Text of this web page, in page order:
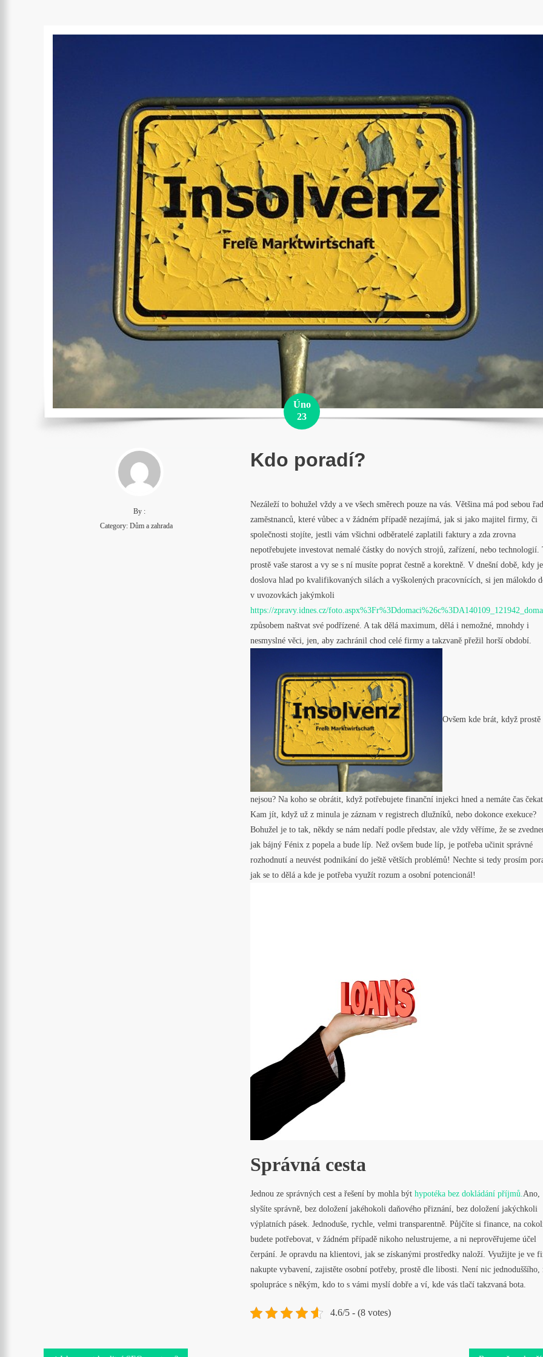
Úno
23
Kdo poradí?
Nezáleží to bohužel vždy a ve všech směrech pouze na vás. Většina má pod sebou
zaměstnanců, které vůbec a v žádném případě nezajímá, jak si jako majitel firmy, či
společnosti stojíte, jestli vám všichni odběratelé zaplatili faktury a zda zrovna
nepotřebujete investovat nemalé částky do nových strojů, zařízení, nebo technologií.
prostě vaše starost a vy se s ní musíte poprat čestně a korektně. V dnešní době, kdy je
doslova hlad po kvalifikovaných silách a vyškolených pracovnících, si jen málokdo
v uvozovkách jakýmkoli
https://zpravy.idnes.cz/
způsobem naštvat své podřízené. A tak dělá maximum, dělá i nemožné, mnohdy i
nesmyslné věci, jen, aby zachránil chod celé firmy a takzvaně přežil horší období.
Ovšem kde brát, když prostě
nejsou? Na koho se obrátit, když potřebujete finanční injekci hned a nemáte čas
Kam jít, když už z minula je záznam v registrech dlužníků, nebo dokonce exekuce?
Bohužel je to tak, někdy se nám nedaří podle představ, ale vždy věříme, že se
jak bájný Fénix z popela a bude líp. Než ovšem bude líp, je potřeba učinit správné
rozhodnutí a neuvést podnikání do ještě větších problémů! Nechte si tedy prosím
jak se to dělá a kde je potřeba využít rozum a osobní potencionál!
Správná cesta
Jednou ze správných cest a řešení by mohla být hypotéka bez dokládání příjmů.Ano,
slyšíte správně, bez doložení jakéhokoli daňového přiznání, bez doložení jakýchkoli
výplatních pásek. Jednoduše, rychle, velmi transparentně. Půjčíte si finance, na
budete potřebovat, v žádném případě nikoho nelustrujeme, a ni neprověřujeme účel
čerpání. Je opravdu na klientovi, jak se získanými prostředky naloží. Využijte je ve
nakupte vybavení, zajistěte osobní potřeby, prostě dle libosti. Není nic jednoduššího,
spolupráce s někým, kdo to s vámi myslí dobře a ví, kde vás tlačí takzvaná bota.
4.6/5 - (8 votes)
By :
Category: Dům a zahrada